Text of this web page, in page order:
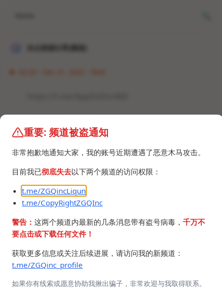
©2024 ZGQ Inc.All rights reserved
重要: 频道被盗通知
非常抱歉地通知大家，我的账号近期遭遇了恶意木马攻击。
目前我已彻底失去以下两个频道的访问权限：
t.me/ZGQincLiqun
t.me/CopyRightZGQInc
警告： 这两个频道内最新的几条消息带有盗号病毒， 千万不
要点击或下载任何文件！
获取更多信息或关注后续进展，请访问我的新频道：
t.me/ZGQinc_profile
如果你有线索或愿意协助我揪出骗子，非常欢迎与我取得联系。